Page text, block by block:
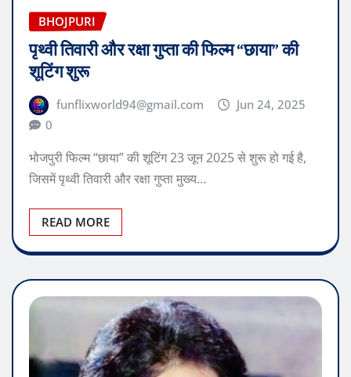
BHOJPURI
पृथ्वी तिवारी और रक्षा गुप्ता की फिल्म “छाया” की
शूटिंग शुरू
funflixworld94@gmail.com
Jun 24, 2025
0
भोजपुरी फिल्म “छाया” की शूटिंग 23 जून 2025 से शुरू हो गई है,
जिसमें पृथ्वी तिवारी और रक्षा गुप्ता मुख्य…
READ MORE